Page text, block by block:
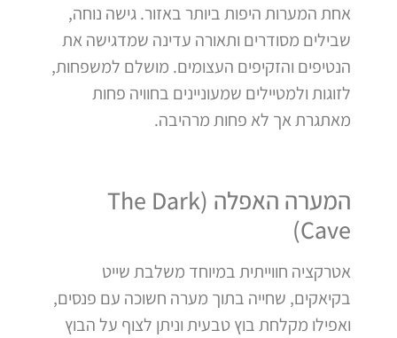
אחת המערות היפות ביותר באזור. גישה נוחה,
שבילים מסודרים ותאורה עדינה שמדגישה את
הנטיפים והזקיפים העצומים. מושלם למשפחות,
לזוגות ולמטיילים שמעוניינים בחוויה פחות
מאתגרת אך לא פחות מרהיבה.
המערה האפלה (The Dark
Cave)
אטרקציה חווייתית במיוחד משלבת שייט
בקיאקים, שחייה בתוך מערה חשוכה עם פנסים,
ואפילו מקלחת בוץ טבעית וניתן לצוף על הבוץ